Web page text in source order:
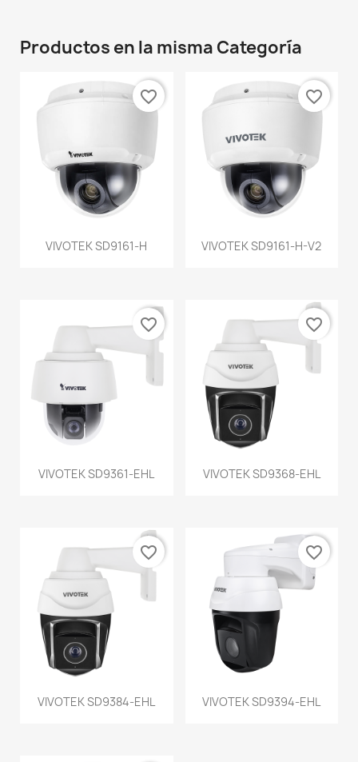
Productos en la misma Categoría
VIVOTEK SD9161-H
favorite_border
VIVOTEK SD9161-H-V2
favorite_border
VIVOTEK SD9361-EHL
favorite_border
VIVOTEK SD9368-EHL
favorite_border
VIVOTEK SD9384-EHL
favorite_border
VIVOTEK SD9394-EHL
favorite_border